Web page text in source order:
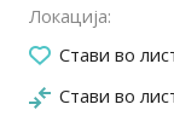
Локација
Стави во
Стави во
23.06.2026